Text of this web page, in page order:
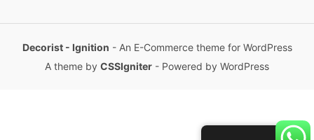
Decorist - Ignition - An E-Commerce theme for WordPress
A theme by CSSIgniter - Powered by WordPress